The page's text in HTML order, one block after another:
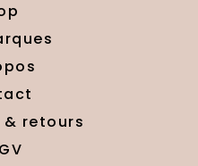
& retours